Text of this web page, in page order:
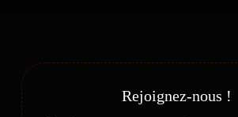
Rejoignez-nous !